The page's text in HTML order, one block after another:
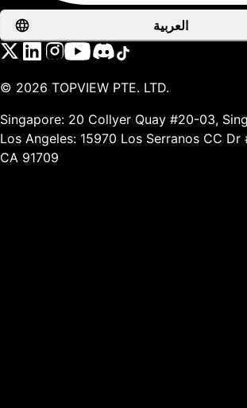
العربية
© 2026 TOPVIEW PTE. LTD.
Singapore: 20 Collyer Quay #20-03,
Los Angeles: 15970 Los Serranos CC Dr
CA 91709